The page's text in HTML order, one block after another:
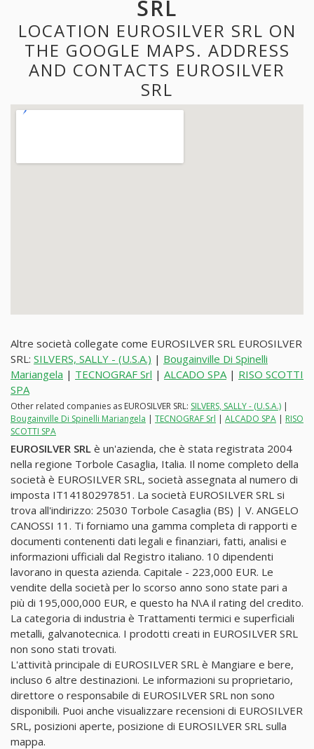
SRL
LOCATION EUROSILVER SRL ON
THE GOOGLE MAPS. ADDRESS
AND CONTACTS EUROSILVER
SRL
Altre società collegate come EUROSILVER SRL EUROSILVER
SRL: SILVERS, SALLY - (U.S.A.) | Bougainville Di Spinelli
Mariangela | TECNOGRAF Srl | ALCADO SPA| RISO SCOTTI
SPA
Other related companies as EUROSILVER SRL: SILVERS, SALLY - (U.S.A.) |
Bougainville Di Spinelli Mariangela | TECNOGRAF Srl | ALCADO SPA | RISO
SCOTTI SPA
EUROSILVER SRL è un'azienda, che è stata registrata 2004
nella regione Torbole Casaglia, Italia. Il nome completo della
società è EUROSILVER SRL, società assegnata al numero di
imposta IT14180297851. La società EUROSILVER SRL si
trova all'indirizzo: 25030 Torbole Casaglia (BS) | V. ANGELO
CANOSSI 11. Ti forniamo una gamma completa di rapporti e
documenti contenenti dati legali e finanziari, fatti, analisi e
informazioni ufficiali dal Registro italiano. 10 dipendenti
lavorano in questa azienda. Capitale - 223,000 EUR. Le
vendite della società per lo scorso anno sono state pari a
più di 195,000,000 EUR, e questo ha N\A il rating del credito.
La categoria di industria è Trattamenti termici e superficiali
metalli, galvanotecnica. I prodotti creati in EUROSILVER SRL
non sono stati trovati.
L'attività principale di EUROSILVER SRL è Mangiare e bere,
incluso 6 altre destinazioni. Le informazioni su proprietario,
direttore o responsabile di EUROSILVER SRL non sono
disponibili. Puoi anche visualizzare recensioni di EUROSILVER
SRL, posizioni aperte, posizione di EUROSILVER SRL sulla
mappa.